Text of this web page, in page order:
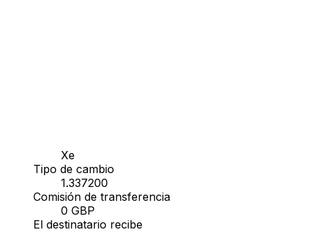
Xe
Tipo de cambio
1.337200
Comisión de transferencia
0 GBP
El destinatario recibe